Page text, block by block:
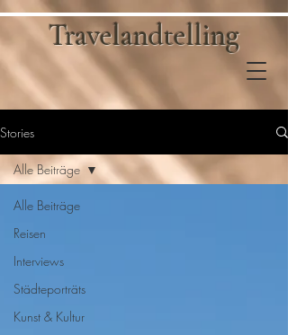
Travelandtelling
Stories
Alle Beiträge
Reisen
Interviews
Städteporträts
Kunst & Kultur
Alle Beiträge